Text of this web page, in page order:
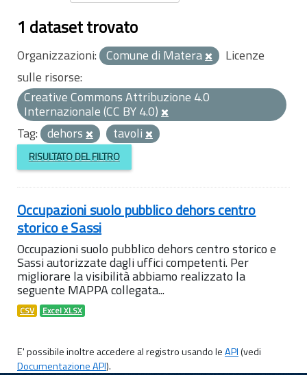
1 dataset trovato
Organizzazioni: Comune di Matera
Licenze
sulle risorse:
Creative Commons Attribuzione 4.0
Internazionale (CC BY 4.0)
Tag: dehors tavoli
RISULTATO DEL FILTRO
Occupazioni suolo pubblico dehors centro
storico e Sassi
Occupazioni suolo pubblico dehors centro storico e
Sassi autorizzate dagli uffici competenti. Per
migliorare la visibilità abbiamo realizzato la
seguente MAPPA collegata...
CSV Excel XLSX
E' possibile inoltre accedere al registro usando leAPI(vedi
Documentazione API).